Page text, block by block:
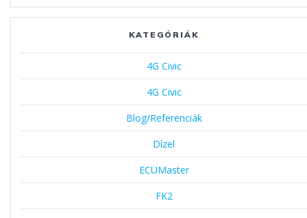
KATEGÓRIÁK
4G Civic
4G Civic
Blog/Referenciák
Dízel
ECUMaster
FK2